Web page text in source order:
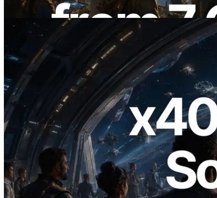
2026.07.04
ERPC lança Solana RPC com suporte a
x402 — A era em que agentes de IA
pagam sob demanda pelas APIs de que
precisam